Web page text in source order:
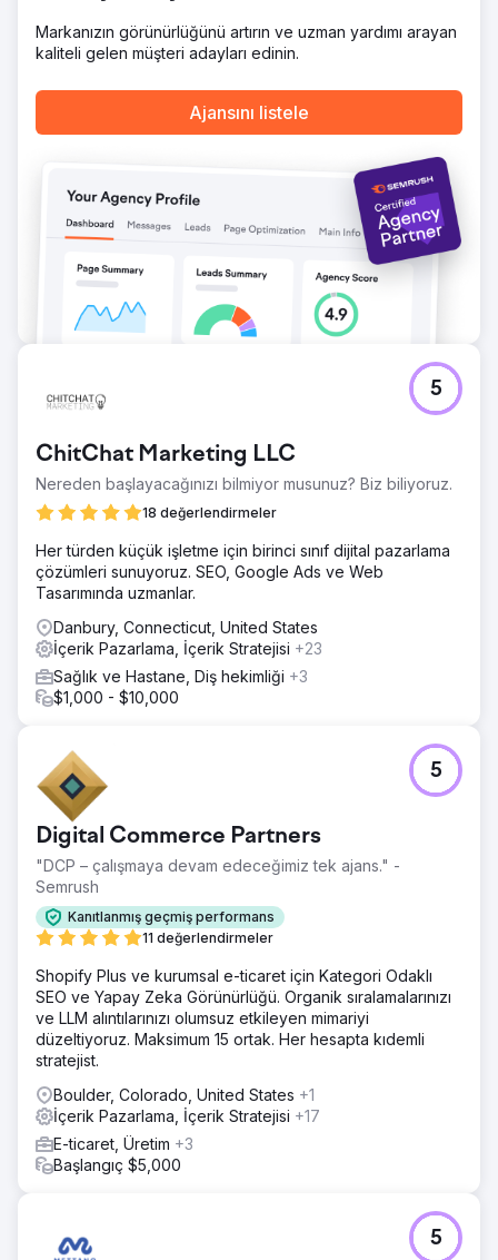
Markanızın görünürlüğünü artırın ve uzman yardımı arayan
kaliteli gelen müşteri adayları edinin.
Ajansını listele
ChitChat Marketing LLC
Nereden başlayacağınızı bilmiyor musunuz? Biz biliyoruz.
18 değerlendirmeler
5
Her türden küçük işletme için birinci sınıf dijital pazarlama
çözümleri sunuyoruz. SEO, Google Ads ve Web
Tasarımında uzmanlar.
Danbury, Connecticut, United States
İçerik Pazarlama, İçerik Stratejisi +23
Sağlık ve Hastane, Diş hekimliği +3
$1,000 - $10,000
Digital Commerce Partners
"DCP – çalışmaya devam edeceğimiz tek ajans." -
Semrush
Kanıtlanmış geçmiş performans
11 değerlendirmeler
5
Shopify Plus ve kurumsal e-ticaret için Kategori Odaklı
SEO ve Yapay Zeka Görünürlüğü. Organik sıralamalarınızı
ve LLM alıntılarınızı olumsuz etkileyen mimariyi
düzeltiyoruz. Maksimum 15 ortak. Her hesapta kıdemli
stratejist.
Boulder, Colorado, United States +1
İçerik Pazarlama, İçerik Stratejisi +17
E-ticaret, Üretim +3
Başlangıç $5,000
5